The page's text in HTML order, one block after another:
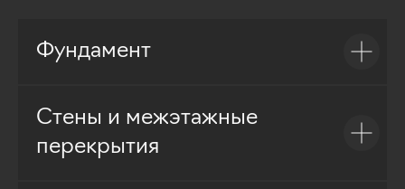
Фундамент
Стены и межэтажные
перекрытия